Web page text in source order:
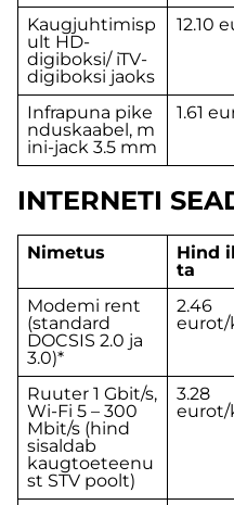
Kaugjuhtimisp
ult HD-
digiboksi/ iTV-
digiboksi jaoks
12.10
Infrapuna pike
nduskaabel, m
ini-jack 3.5 mm
1.61
INTERNETI
Nimetus
Hind
ta
Modemi rent
(standard
DOCSIS 2.0 ja
3.0)*
2.46
eurot/
Ruuter 1 Gbit/s,
Wi-Fi 5 – 300
Mbit/s (hind
sisaldab
kaugtoeteenu
st STV poolt)
3.28
eurot/